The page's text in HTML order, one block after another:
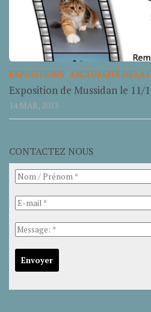
EXPOSITIONS /L'ACTUALITÉ DE LA
Exposition de Mussidan le 11/
14 MAR, 2023
CONTACTEZ NOUS